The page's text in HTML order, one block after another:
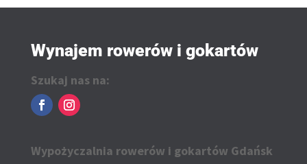
Wynajem rowerów i gokartów
Szukaj nas na:
Wypożyczalnia rowerów i gokartów Gdańsk